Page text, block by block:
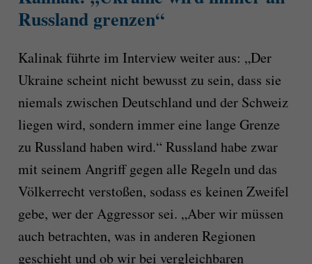
Russland grenzen“
Kalinak führte im Interview weiter aus: „Der
Ukraine scheint nicht bewusst zu sein, dass sie
niemals zwischen Deutschland und der Schweiz
liegen wird, sondern immer eine lange Grenze
zu Russland haben wird.“ Russland habe zwar
mit seinem Angriff gegen alle Regeln und das
Völkerrecht verstoßen, sodass es keinen Zweifel
gebe, wer der Aggressor sei. „Aber wir müssen
auch betrachten, was in anderen Regionen
geschieht und ob wir bei vergleichbaren